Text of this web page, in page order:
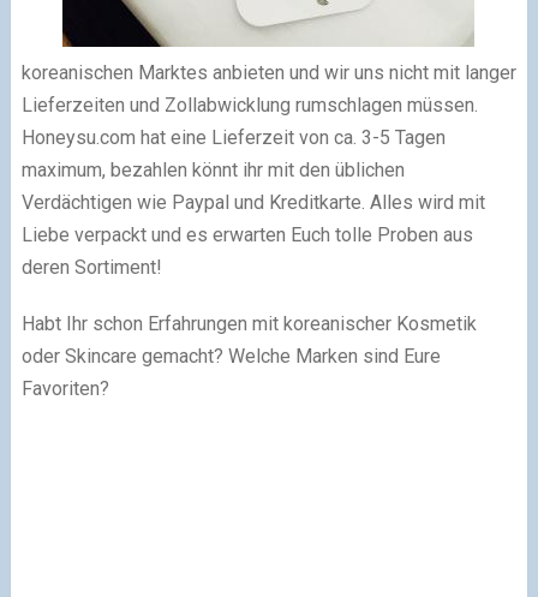
koreanischen Marktes anbieten und wir uns nicht mit langer
Lieferzeiten und Zollabwicklung rumschlagen müssen.
Honeysu.com hat eine Lieferzeit von ca. 3-5 Tagen
maximum, bezahlen könnt ihr mit den üblichen
Verdächtigen wie Paypal und Kreditkarte. Alles wird mit
Liebe verpackt und es erwarten Euch tolle Proben aus
deren Sortiment!
Habt Ihr schon Erfahrungen mit koreanischer Kosmetik
oder Skincare gemacht? Welche Marken sind Eure
Favoriten?